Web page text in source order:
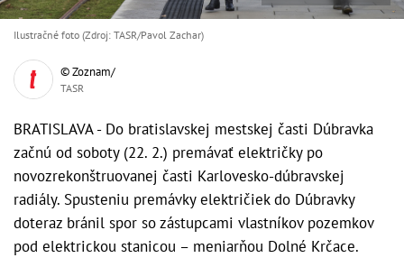
Ilustračné foto (Zdroj: TASR/Pavol Zachar)
© Zoznam/
TASR
BRATISLAVA - Do bratislavskej mestskej časti Dúbravka
začnú od soboty (22. 2.) premávať električky po
novozrekonštruovanej časti Karlovesko-dúbravskej
radiály. Spusteniu premávky električiek do Dúbravky
doteraz bránil spor so zástupcami vlastníkov pozemkov
pod elektrickou stanicou – meniarňou Dolné Krčace.